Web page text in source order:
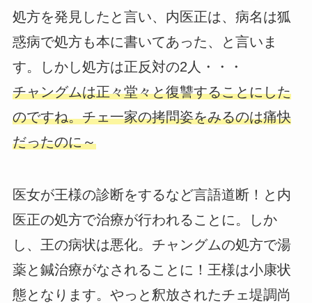
処方を発見したと言い、内医正は、病名は狐
惑病で処方も本に書いてあった、と言いま
す。しかし処方は正反対の2人・・・
チャングムは正々堂々と復讐することにした
のですね。チェ一家の拷問姿をみるのは痛快
だったのに～
医女が王様の診断をするなど言語道断！と内
医正の処方で治療が行われることに。しか
し、王の病状は悪化。チャングムの処方で湯
薬と鍼治療がなされることに！王様は小康状
態となります。やっと釈放されたチェ堤調尚